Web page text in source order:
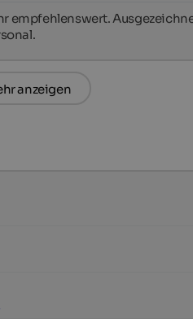
empfehlenswert.
anzeigen